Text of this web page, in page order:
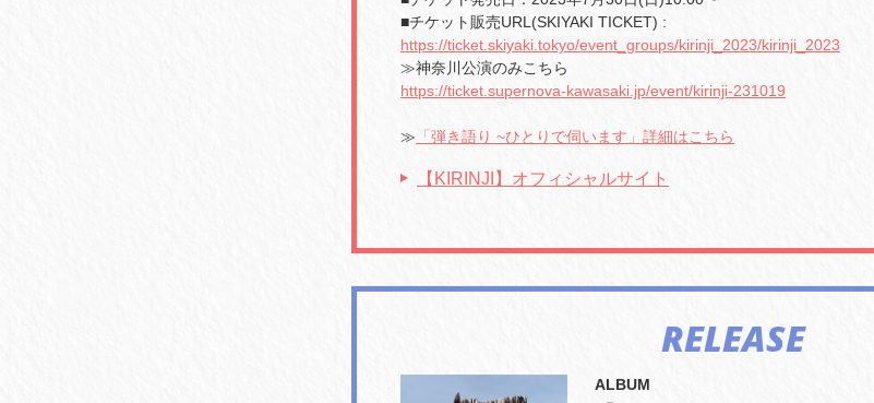
■チケット販売URL(SKIYAKI TICKET) :
https://ticket.skiyaki.tokyo/event_groups/kirinji_2023/kirinji_2023
≫神奈川公演のみこちら
https://ticket.supernova-kawasaki.jp/event/kirinji-231019
≫ 「弾き語り ~ひとりで伺います」詳細はこちら
【KIRINJI】オフィシャルサイト
RELEASE
ALBUM